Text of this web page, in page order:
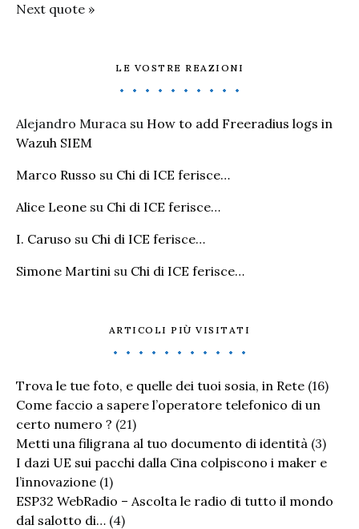
Next quote »
LE VOSTRE REAZIONI
Alejandro Muraca su How to add Freeradius logs in
Wazuh SIEM
Marco Russo su Chi di ICE ferisce…
Alice Leone su Chi di ICE ferisce…
I. Caruso su Chi di ICE ferisce…
Simone Martini su Chi di ICE ferisce…
ARTICOLI PIÙ VISITATI
Trova le tue foto, e quelle dei tuoi sosia, in Rete (16)
Come faccio a sapere l’operatore telefonico di un
certo numero ? (21)
Metti una filigrana al tuo documento di identità (3)
I dazi UE sui pacchi dalla Cina colpiscono i maker e
l’innovazione (1)
ESP32 WebRadio – Ascolta le radio di tutto il mondo
dal salotto di… (4)